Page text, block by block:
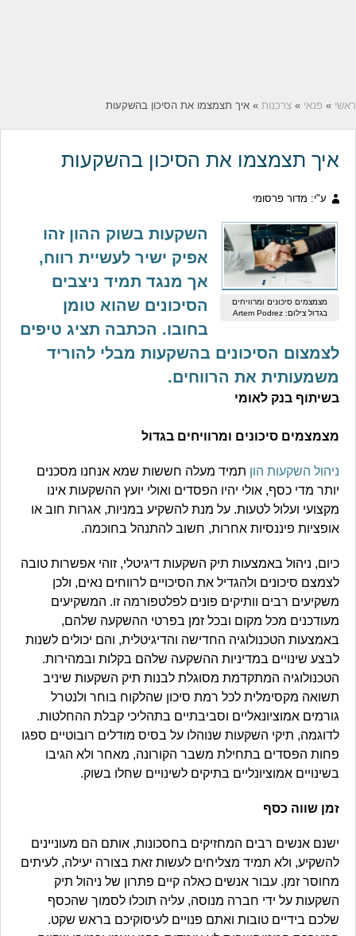
ראשי » פנאי » צרכנות » איך תצמצמו את הסיכון בהשקעות
איך תצמצמו את הסיכון בהשקעות
ע"י: מדור פרסומי
מצמצמים סיכונים ומרוויחים
בגדול צילום: Artem Podrez
השקעות בשוק ההון זהו
אפיק ישיר לעשיית רווח,
אך מנגד תמיד ניצבים
הסיכונים שהוא טומן
בחובו. הכתבה תציג טיפים
לצמצום הסיכונים בהשקעות מבלי להוריד
משמעותית את הרווחים.
בשיתוף בנק לאומי
מצמצמים סיכונים ומרוויחים בגדול
ניהול השקעות הון תמיד מעלה חששות שמא אנחנו מסכנים
יותר מדי כסף, אולי יהיו הפסדים ואולי יועץ ההשקעות אינו
מקצועי ועלול לטעות. על מנת להשקיע במניות, אגרות חוב או
אופציות פיננסיות אחרות, חשוב להתנהל בחוכמה.
כיום, ניהול באמצעות תיק השקעות דיגיטלי, זוהי אפשרות טובה
לצמצם סיכונים ולהגדיל את הסיכויים לרווחים נאים, ולכן
משקיעים רבים וותיקים פונים לפלטפורמה זו. המשקיעים
מעודכנים מכל מקום ובכל זמן בפרטי ההשקעה שלהם,
באמצעות הטכנולוגיה החדישה והדיגיטלית, והם יכולים לשנות
לבצע שינויים במדיניות ההשקעה שלהם בקלות ובמהירות.
הטכנולוגיה המתקדמת מסוגלת לבנות תיק השקעות שיניב
תשואה מקסימלית לכל רמת סיכון שהלקוח בוחר ולנטרל
גורמים אמוציונאליים וסביבתיים בתהליכי קבלת ההחלטות.
לדוגמה, תיקי השקעות שנוהלו על בסיס מודלים רובוטיים ספגו
פחות הפסדים בתחילת משבר הקורונה, מאחר ולא הגיבו
בשינויים אמוציונליים בתיקים לשינויים שחלו בשוק.
זמן שווה כסף
ישנם אנשים רבים המחזיקים בחסכונות, אותם הם מעוניינים
להשקיע, ולא תמיד מצליחים לעשות זאת בצורה יעילה, לעיתים
מחוסר זמן. עבור אנשים כאלה קיים פתרון של ניהול תיק
השקעות על ידי חברה מנוסה, עליה תוכלו לסמוך שהכסף
שלכם בידיים טובות ואתם פנויים לעיסוקיכם בראש שקט.